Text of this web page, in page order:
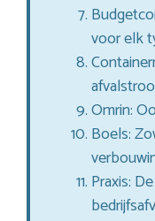
voor elk
Omrin:
Boels:
Praxis: